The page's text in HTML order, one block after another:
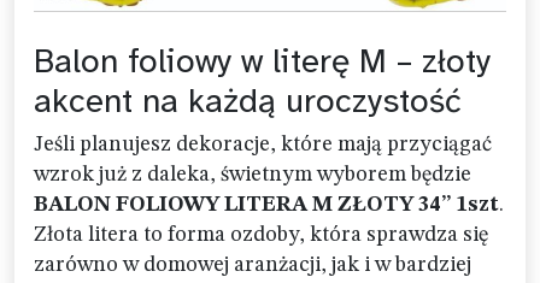
Balon foliowy w literę M – złoty
akcent na każdą uroczystość
Jeśli planujesz dekoracje, które mają przyciągać
wzrok już z daleka, świetnym wyborem będzie
BALON FOLIOWY LITERA M ZŁOTY 34” 1szt.
Złota litera to forma ozdoby, która sprawdza się
zarówno w domowej aranżacji, jak i w bardziej